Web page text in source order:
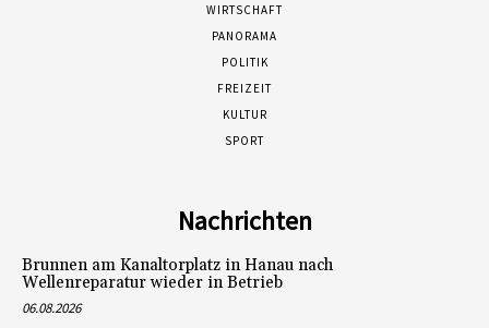
WIRTSCHAFT
PANORAMA
POLITIK
FREIZEIT
KULTUR
SPORT
Nachrichten
Brunnen am Kanaltorplatz in Hanau nach
Wellenreparatur wieder in Betrieb
06.08.2026